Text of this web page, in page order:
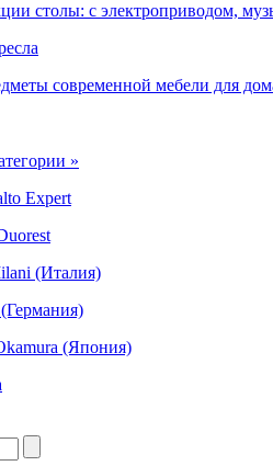
столы: с электроприводом,
современной мебели для
»
Expert
(Италия)
(Япония)